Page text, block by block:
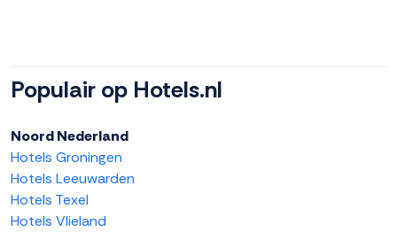
Populair op Hotels.nl
Noord Nederland
Hotels Groningen
Hotels Leeuwarden
Hotels Texel
Hotels Vlieland